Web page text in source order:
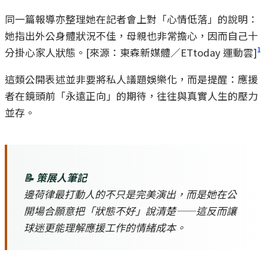
同一篇報導亦整理她在記者會上對「心情低落」的說明：
她指出外公身體狀況不佳，母親也非常擔心，因而自己十
分掛心家人狀態。[來源：東森新媒體／ETtoday 運動雲]1
這類公開表述並非要將私人議題娛樂化，而是提醒：應援
者在鏡頭前「永遠正向」的期待，往往與真實人生的壓力
並存。
📝 策展人筆記
邊荷律最打動人的不只是完美演出，而是她在公
開場合願意把「狀態不好」說清楚——這反而讓
球迷更能理解應援工作的情緒成本。